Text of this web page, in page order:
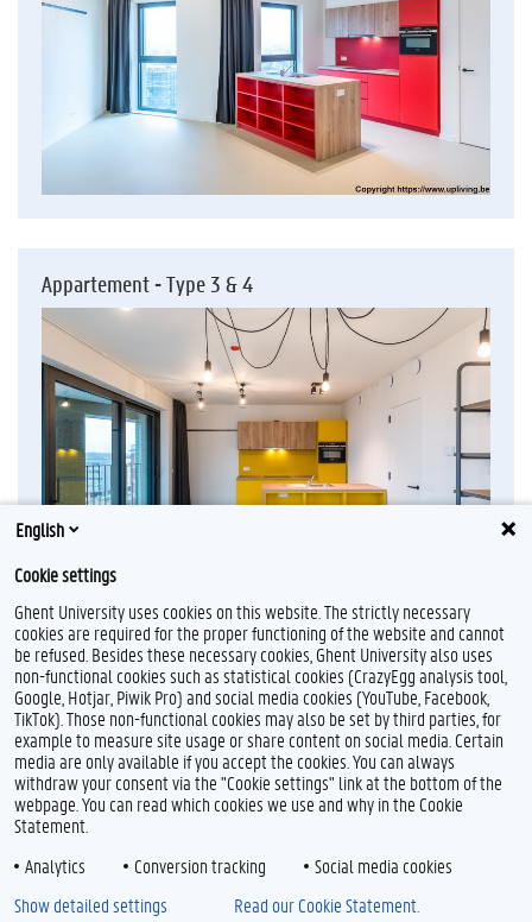
Appartement - Type 3 & 4
F
a
c
e
b
o
o
k
L
i
n
k
e
d
I
Y
o
u
T
u
b
e
I
n
s
t
a
g
r
Feedback
Privacy
Disclaimer
Toegankelijkheid
English
Cookie settings
Ghent University uses cookies on this website. The strictly necessary
cookies are required for the proper functioning of the website and cannot
be refused. Besides these necessary cookies, Ghent University also uses
non-functional cookies such as statistical cookies (CrazyEgg analysis tool,
Google, Hotjar, Piwik Pro) and social media cookies (YouTube, Facebook,
TikTok). Those non-functional cookies may also be set by third parties, for
example to measure site usage or share content on social media. Certain
media are only available if you accept the cookies. You can always
withdraw your consent via the "Cookie settings" link at the bottom of the
webpage. You can read which cookies we use and why in the Cookie
Statement.
Analytics
Conversion tracking
Social media cookies
Show detailed settings
Read our Cookie Statement.